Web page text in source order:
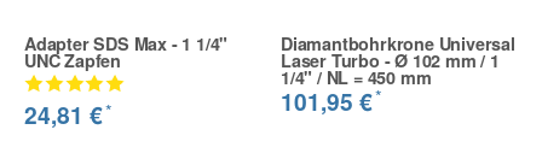
Adapter SDS Max - 1 1/4"
UNC Zapfen
24,81 €*
Diamantbohrkrone Universal
Laser Turbo - Ø 102 mm / 1
1/4" / NL = 450 mm
101,95 €*